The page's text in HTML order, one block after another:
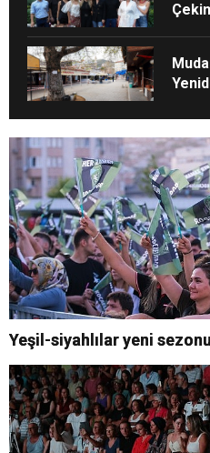
Yeşil-siyahlılar yeni